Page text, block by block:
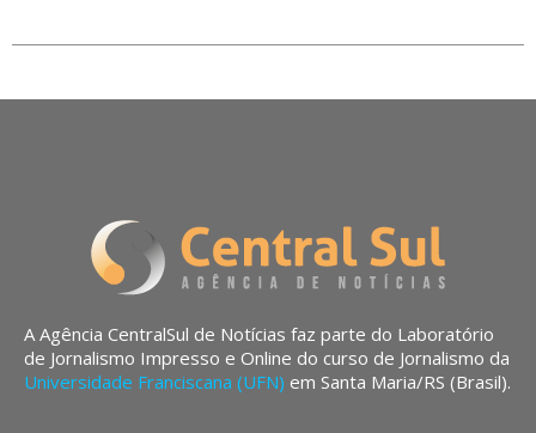
A Agência CentralSul de Notícias faz parte do Laboratório
de Jornalismo Impresso e Online do curso de Jornalismo da
Universidade Franciscana (UFN) em Santa Maria/RS (Brasil).